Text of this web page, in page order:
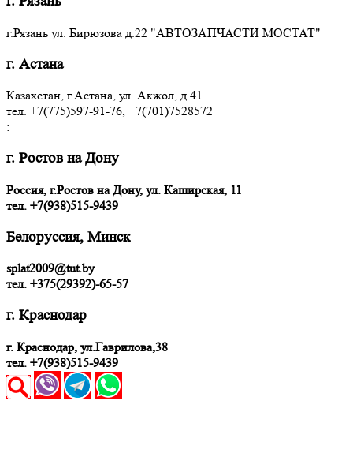
г.Рязань ул. Бирюзова д.22 "АВТОЗАПЧАСТИ МОСТАТ"
г. Астана
Казахстан, г.Астана, ул. Акжол, д.41
тел. +7(775)597-91-76, +7(701)7528572
:
г. Ростов на Дону
Россия, г.Ростов на Дону, ул. Каширская, 11
тел. +7(938)515-9439
Белоруссия, Минск
splat2009@tut.by
тел. +375(29392)-65-57
г. Краснодар
г. Краснодар, ул.Гаврилова,38
тел. +7(938)515-9439